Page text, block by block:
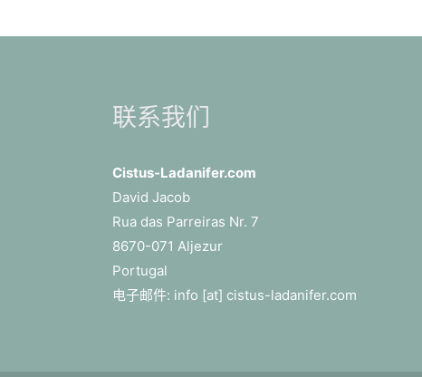
联系我们
Cistus-Ladanifer.com
David Jacob
Rua das Parreiras Nr. 7
8670-071 Aljezur
Portugal
电子邮件: info [at] cistus-ladanifer.com